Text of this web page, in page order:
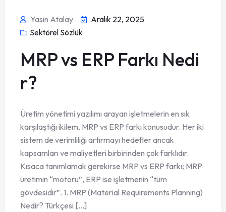
Yasin Atalay
Aralık 22, 2025
Sektörel Sözlük
MRP vs ERP Farkı Nedi
r?
Üretim yönetimi yazılımı arayan işletmelerin en sık
karşılaştığı ikilem, MRP vs ERP farkı konusudur. Her iki
sistem de verimliliği artırmayı hedefler ancak
kapsamları ve maliyetleri birbirinden çok farklıdır.
Kısaca tanımlamak gerekirse MRP vs ERP farkı; MRP
üretimin “motoru”, ERP ise işletmenin “tüm
gövdesidir”. 1. MRP (Material Requirements Planning)
Nedir? Türkçesi [...]